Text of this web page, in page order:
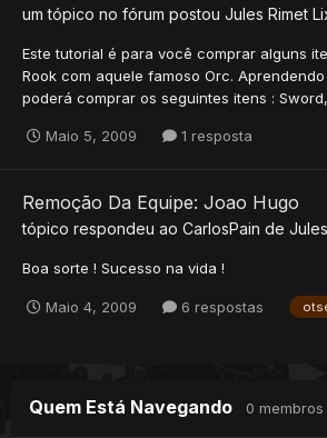
um tópico no fórum postou Jules Rimet
Este tutorial é para você comprar alguns
Rook com aquele famoso Orc.
poderá comprar os seguintes itens :
Maio 5, 2009 1 resposta
Remoção Da Equipe: Joao Hugo
tópico respondeu ao CarlosPain de
Boa sorte ! Sucesso na vida !
Maio 4, 2009 6 respostas
Quem Está Navegando 0